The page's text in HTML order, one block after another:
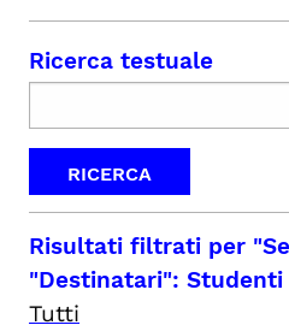
Ricerca testuale
Risultati filtrati per
"Destinatari":
Tutti